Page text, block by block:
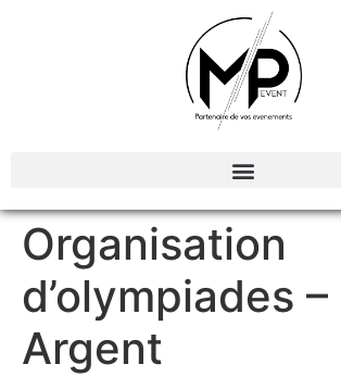
Organisation
d’olympiades
Argent